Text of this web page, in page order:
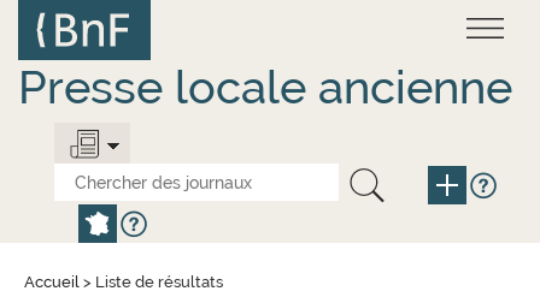
contenu
principal
Presse locale ancienne
Accueil > Liste de résultats
Panneau de gestion des cookies